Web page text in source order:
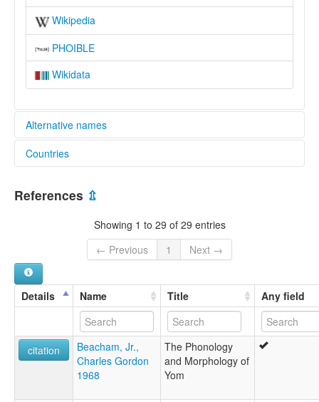
Wikipedia
PHOIBLE
Wikidata
Alternative names
lexvo:
multitree:
Kpilakpila
Countries
References ⇫
Showing 1 to 29 of 29 entries
← Previous
1 Next →
Details Name Title Any field
citation
Beacham, Jr.,
Charles Gordon
1968
The Phonology
and Morphology of
Yom